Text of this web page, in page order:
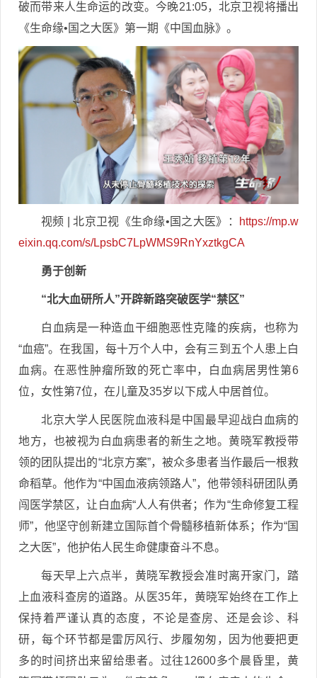
破而带来人生命运的改变。今晚21:05，北京卫视将播出
《生命缘•国之大医》第一期《中国血脉》。
视频 | 北京卫视《生命缘•国之大医》：
https://mp.w
eixin.qq.com/s/LpsbC7LpWMS9RnYxztkgCA
勇于创新
“北大血研所人”开辟新路突破医学“禁区”
白血病是一种造血干细胞恶性克隆的疾病，也称为
“血癌”。在我国，每十万个人中，会有三到五个人患上白
血病。在恶性肿瘤所致的死亡率中，白血病居男性第6
位，女性第7位，在儿童及35岁以下成人中居首位。
北京大学人民医院血液科是中国最早迎战白血病的
地方，也被视为白血病患者的新生之地。黄晓军教授带
领的团队提出的“北京方案”，被众多患者当作最后一根救
命稻草。他作为“中国血液病领路人”，他带领科研团队勇
闯医学禁区，让白血病“人人有供者；作为“生命修复工程
师”，他坚守创新建立国际首个骨髓移植新体系；作为“国
之大医”，他护佑人民生命健康奋斗不息。
每天早上六点半，黄晓军教授会准时离开家门，踏
上血液科查房的道路。从医35年，黄晓军始终在工作上
保持着严谨认真的态度，不论是查房、还是会诊、科
研，每个环节都是雷厉风行、步履匆匆，因为他要把更
多的时间挤出来留给患者。过往12600多个晨昏里，黄